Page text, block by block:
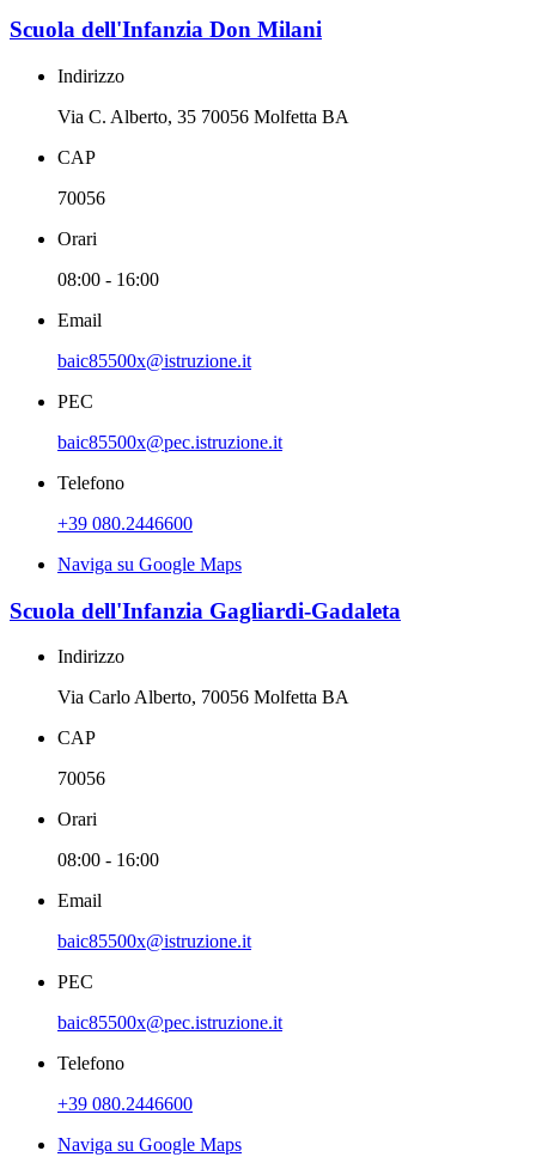
Scuola dell'Infanzia Don Milani
Indirizzo
Via C. Alberto, 35 70056 Molfetta BA
CAP
70056
Orari
08:00 - 16:00
Email
baic85500x@istruzione.it
PEC
baic85500x@pec.istruzione.it
Telefono
+39 080.2446600
Naviga su Google Maps
Scuola dell'Infanzia Gagliardi-Gadaleta
Indirizzo
Via Carlo Alberto, 70056 Molfetta BA
CAP
70056
Orari
08:00 - 16:00
Email
baic85500x@istruzione.it
PEC
baic85500x@pec.istruzione.it
Telefono
+39 080.2446600
Naviga su Google Maps